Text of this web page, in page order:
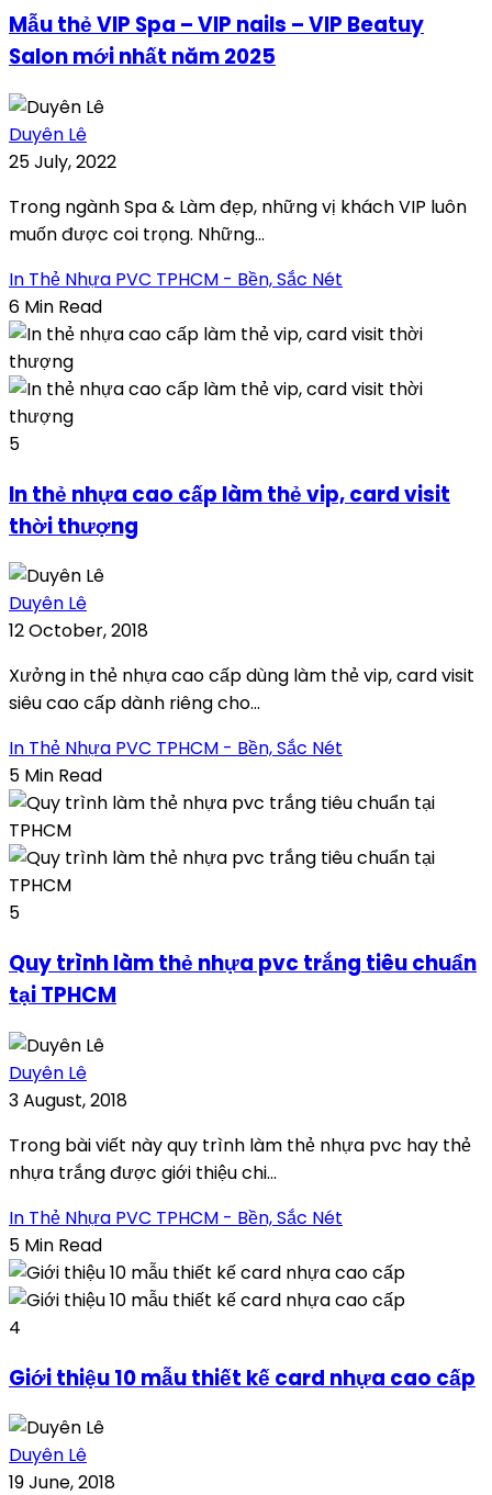
Mẫu thẻ VIP Spa – VIP nails – VIP Beatuy
Salon mới nhất năm 2025
Duyên Lê
25 July, 2022
Trong ngành Spa & Làm đẹp, những vị khách VIP luôn
muốn được coi trọng. Những...
In Thẻ Nhựa PVC TPHCM - Bền, Sắc Nét
6 Min Read
5
In thẻ nhựa cao cấp làm thẻ vip, card visit
thời thượng
Duyên Lê
12 October, 2018
Xưởng in thẻ nhựa cao cấp dùng làm thẻ vip, card visit
siêu cao cấp dành riêng cho...
In Thẻ Nhựa PVC TPHCM - Bền, Sắc Nét
5 Min Read
5
Quy trình làm thẻ nhựa pvc trắng tiêu chuẩn
tại TPHCM
Duyên Lê
3 August, 2018
Trong bài viết này quy trình làm thẻ nhựa pvc hay thẻ
nhựa trắng được giới thiệu chi...
In Thẻ Nhựa PVC TPHCM - Bền, Sắc Nét
5 Min Read
4
Giới thiệu 10 mẫu thiết kế card nhựa cao cấp
Duyên Lê
19 June, 2018